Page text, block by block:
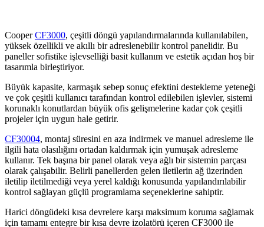
CooperCF3000, çeşitli döngü yapılandırmalarında kullanılabilen,
yüksek özellikli ve akıllı bir adreslenebilir kontrol panelidir. Bu
paneller sofistike işlevselliği basit kullanım ve estetik açıdan hoş bir
tasarımla birleştiriyor.
Büyük kapasite, karmaşık sebep sonuç efektini destekleme yeteneği
ve çok çeşitli kullanıcı tarafından kontrol edilebilen işlevler, sistemi
korunaklı konutlardan büyük ofis gelişmelerine kadar çok çeşitli
projeler için uygun hale getirir.
CF30004, montaj süresini en aza indirmek ve manuel adresleme ile
ilgili hata olasılığını ortadan kaldırmak için yumuşak adresleme
kullanır. Tek başına bir panel olarak veya ağlı bir sistemin parçası
olarak çalışabilir. Belirli panellerden gelen iletilerin ağ üzerinden
iletilip iletilmediği veya yerel kaldığı konusunda yapılandırılabilir
kontrol sağlayan güçlü programlama seçeneklerine sahiptir.
Harici döngüdeki kısa devrelere karşı maksimum koruma sağlamak
için tamamı entegre bir kısa devre izolatörü içeren CF3000 ile